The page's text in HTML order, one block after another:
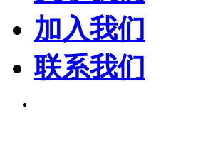
加入我们
联系我们